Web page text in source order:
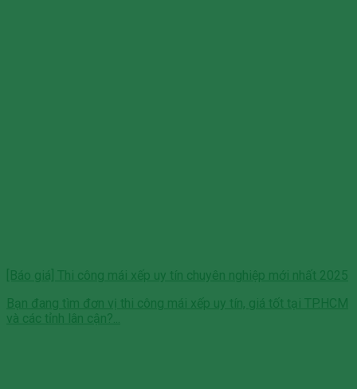
[Báo giá] Thi công mái xếp uy tín chuyên nghiệp mới nhất 2025
Bạn đang tìm đơn vị thi công mái xếp uy tín, giá tốt tại TP.HCM
và các tỉnh lân cận?...